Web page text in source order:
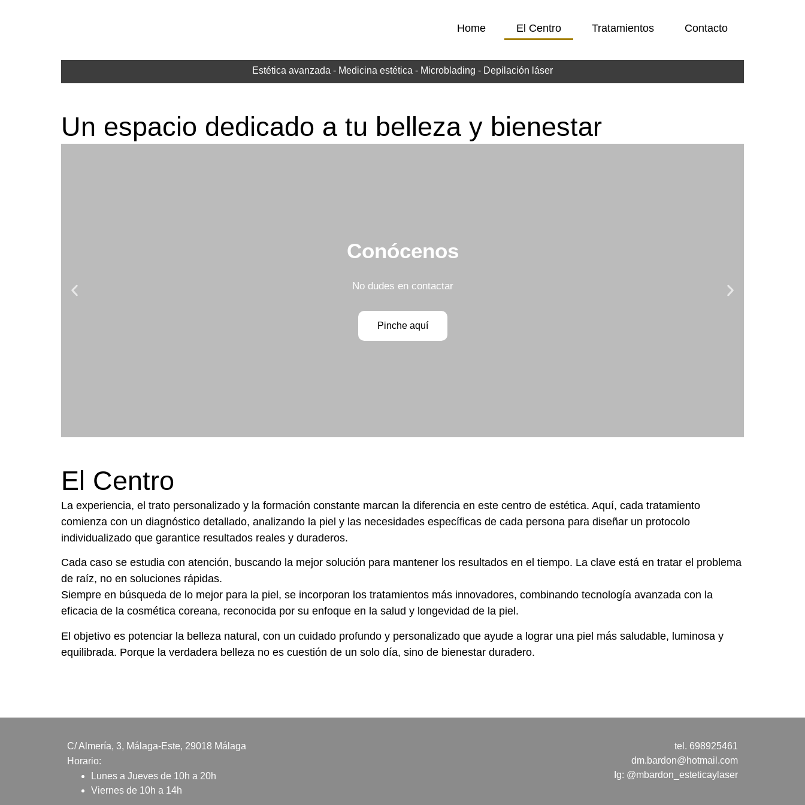
Home El Centro Tratamientos Contacto
Estética avanzada - Medicina estética - Microblading - Depilación láser
Un espacio dedicado a tu belleza y bienestar
Conócenos
No dudes en contactar
Pinche aquí
El Centro
La experiencia, el trato personalizado y la formación constante marcan la diferencia en este centro de estética. Aquí, cada tratamiento
comienza con un diagnóstico detallado, analizando la piel y las necesidades específicas de cada persona para diseñar un protocolo
individualizado que garantice resultados reales y duraderos.
Cada caso se estudia con atención, buscando la mejor solución para mantener los resultados en el tiempo. La clave está en tratar el problema
de raíz, no en soluciones rápidas.
Siempre en búsqueda de lo mejor para la piel, se incorporan los tratamientos más innovadores, combinando tecnología avanzada con la
eficacia de la cosmética coreana, reconocida por su enfoque en la salud y longevidad de la piel.
El objetivo es potenciar la belleza natural, con un cuidado profundo y personalizado que ayude a lograr una piel más saludable, luminosa y
equilibrada. Porque la verdadera belleza no es cuestión de un solo día, sino de bienestar duradero.
C/ Almería, 3, Málaga-Este, 29018 Málaga
Horario:
Lunes a Jueves de 10h a 20h
Viernes de 10h a 14h
tel. 698925461
dm.bardon@hotmail.com
Ig: @mbardon_esteticaylaser